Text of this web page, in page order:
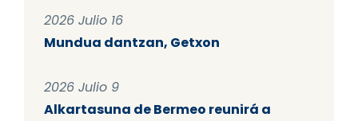
2026 Julio 16
Mundua dantzan, Getxon
2026 Julio 9
Alkartasuna de Bermeo reunirá a